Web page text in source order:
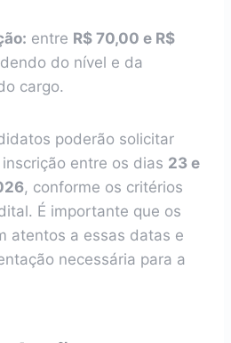
entre R$ 70,00 e R$
do nível e da
cargo.
poderão solicitar
entre os dias 23 e
, conforme os critérios
É importante que os
atentos a essas datas e
necessária para a